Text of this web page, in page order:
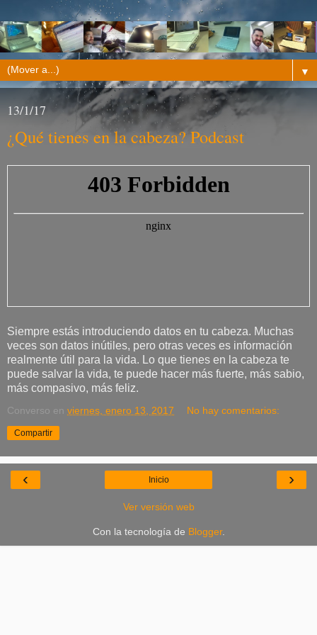
▼
13/1/17
¿Qué tienes en la cabeza? Podcast
Siempre estás introduciendo datos en tu cabeza. Muchas
veces son datos inútiles, pero otras veces es información
realmente útil para la vida. Lo que tienes en la cabeza te
puede salvar la vida, te puede hacer más fuerte, más sabio,
más compasivo, más feliz.
Converso en viernes, enero 13, 2017 No hay comentarios:
Compartir
‹ ›
Inicio
Ver versión web
Con la tecnología de Blogger.